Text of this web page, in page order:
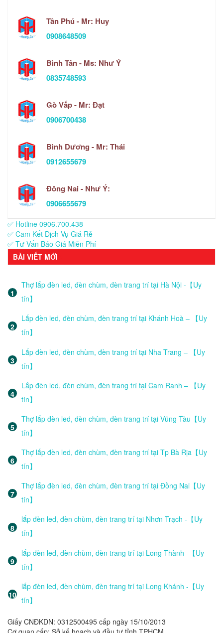
Tân Phú - Mr: Huy
0908648509
Bình Tân - Ms: Như Ý
0835748593
Gò Vấp - Mr: Đạt
0906700438
Bình Dương - Mr: Thái
0912655679
Đông Nai - Như Ý:
0906655679
✅ Hotline 0906.700.438
✅ Cam Kết Dịch Vụ Giá Rẻ
✅ Tư Vấn Báo Giá Miễn Phí
BÀI VIẾT MỚI
Thợ lắp đèn led, đèn chùm, đèn trang trí tại Hà Nội -【Uy
tín】
Lắp đèn led, đèn chùm, đèn trang trí tại Khánh Hoà – 【Uy
tín】
Lắp đèn led, đèn chùm, đèn trang trí tại Nha Trang – 【Uy
tín】
Lắp đèn led, đèn chùm, đèn trang trí tại Cam Ranh – 【Uy
tín】
Thợ lắp đèn led, đèn chùm, đèn trang trí tại Vũng Tàu【Uy
tín】
Thợ lắp đèn led, đèn chùm, đèn trang trí tại Tp Bà Rịa【Uy
tín】
Thợ lắp đèn led, đèn chùm, đèn trang trí tại Đồng Nai【Uy
tín】
lắp đèn led, đèn chùm, đèn trang trí tại Nhơn Trạch -【Uy
tín】
lắp đèn led, đèn chùm, đèn trang trí tại Long Thành -【Uy
tín】
lắp đèn led, đèn chùm, đèn trang trí tại Long Khánh -【Uy
tín】
Giấy CNĐKDN: 0312500495 cấp ngày 15/10/2013